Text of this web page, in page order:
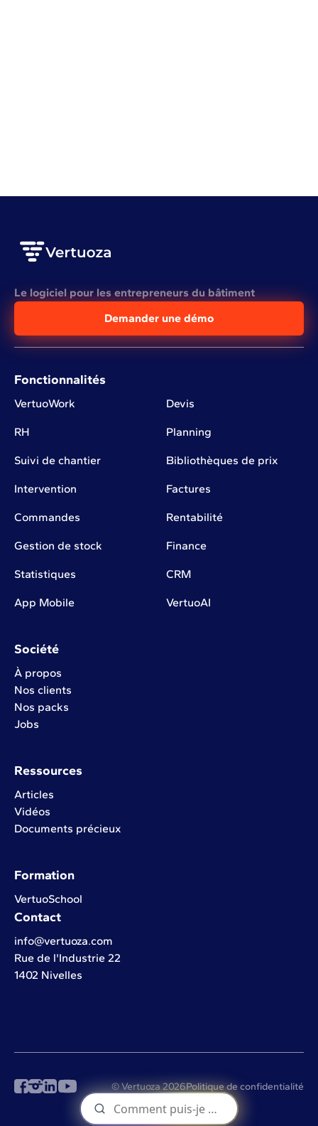
Le logiciel pour les entrepreneurs du bâtiment
Demander une démo
Fonctionnalités
VertuoWork Devis
RH Planning
Suivi de chantier Bibliothèques de prix
Intervention Factures
Commandes Rentabilité
Gestion de stock Finance
Statistiques CRM
App Mobile VertuoAI
Société
À propos
Nos clients
Nos packs
Jobs
Ressources
Articles
Vidéos
Documents précieux
Formation
VertuoSchool
Contact
info@vertuoza.com
Rue de l'Industrie 22
1402 Nivelles
© Vertuoza 2026Politique de confidentialité